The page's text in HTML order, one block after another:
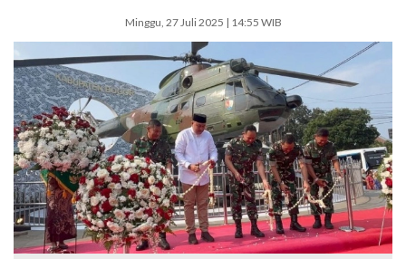
Minggu, 27 Juli 2025 | 14:55 WIB